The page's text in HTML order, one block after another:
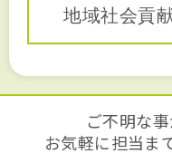
地域社会貢
ご不明な
お気軽に担当ま